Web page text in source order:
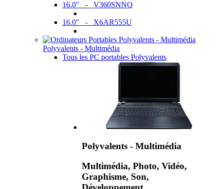
16.0" - V360SNNQ
16.0" - X6AR555U
Polyvalents - Multimédia
Tous les PC portables Polyvalents
Polyvalents - Multimédia
Multimédia, Photo, Vidéo,
Graphisme, Son,